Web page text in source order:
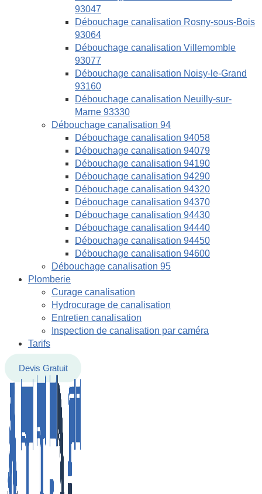
93047
Débouchage canalisation Rosny-sous-Bois
93064
Débouchage canalisation Villemomble
93077
Débouchage canalisation Noisy-le-Grand
93160
Débouchage canalisation Neuilly-sur-
Marne 93330
Débouchage canalisation 94
Débouchage canalisation 94058
Débouchage canalisation 94079
Débouchage canalisation 94190
Débouchage canalisation 94290
Débouchage canalisation 94320
Débouchage canalisation 94370
Débouchage canalisation 94430
Débouchage canalisation 94440
Débouchage canalisation 94450
Débouchage canalisation 94600
Débouchage canalisation 95
Plomberie
Curage canalisation
Hydrocurage de canalisation
Entretien canalisation
Inspection de canalisation par caméra
Tarifs
Devis Gratuit